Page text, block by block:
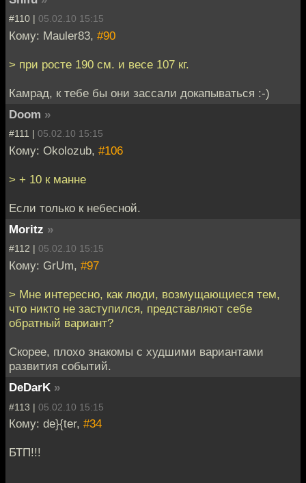
#110 | 05.02.10 15:15
Кому: Mauler83, #90
> при росте 190 см. и весе 107 кг.
Камрад, к тебе бы они зассали докапываться :-)
Doom »
#111 | 05.02.10 15:15
Кому: Okolozub, #106
> + 10 к манне
Если только к небесной.
Moritz »
#112 | 05.02.10 15:15
Кому: GrUm, #97
> Мне интересно, как люди, возмущающиеся тем,
что никто не заступился, представляют себе
обратный вариант?
Скорее, плохо знакомы с худшими вариантами
развития событий.
DeDarK »
#113 | 05.02.10 15:15
Кому: de}{ter, #34
БТП!!!